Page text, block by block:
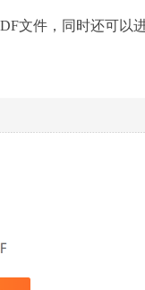
文件，同时还可以